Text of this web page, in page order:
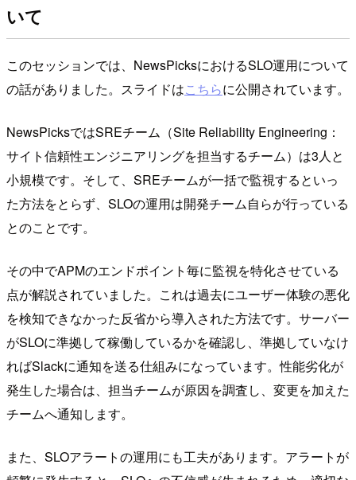
いて
このセッションでは、NewsPicksにおけるSLO運用について
の話がありました。スライドはこちらに公開されています。
NewsPicksではSREチーム（Site Reliability Engineering：
サイト信頼性エンジニアリングを担当するチーム）は3人と
小規模です。そして、SREチームが一括で監視するといっ
た方法をとらず、SLOの運用は開発チーム自らが行っている
とのことです。
その中でAPMのエンドポイント毎に監視を特化させている
点が解説されていました。これは過去にユーザー体験の悪化
を検知できなかった反省から導入された方法です。サーバー
がSLOに準拠して稼働しているかを確認し、準拠していなけ
ればSlackに通知を送る仕組みになっています。性能劣化が
発生した場合は、担当チームが原因を調査し、変更を加えた
チームへ通知します。
また、SLOアラートの運用にも工夫があります。アラートが